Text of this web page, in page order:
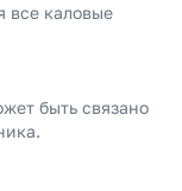
все каловые
быть связано